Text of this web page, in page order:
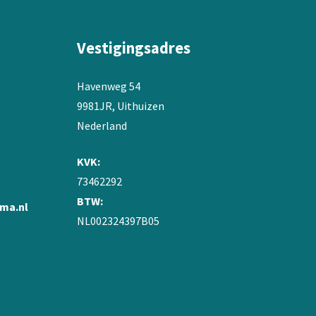
Vestigingsadres
Havenweg 54
9981JR, Uithuizen
Nederland
KVK:
73462292
BTW:
NL002324397B05